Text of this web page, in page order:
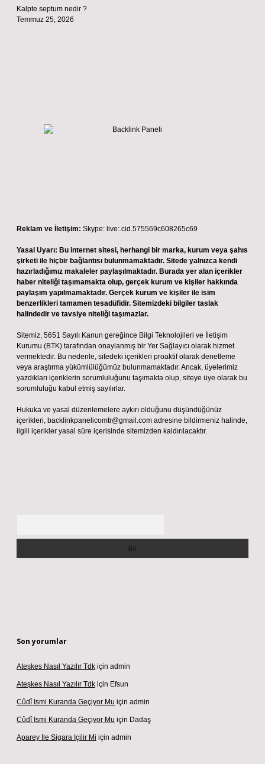
Kalpte septum nedir ?
Temmuz 25, 2026
Reklam ve İletişim: Skype: live:.cid.575569c608265c69
Yasal Uyarı: Bu internet sitesi, herhangi bir marka, kurum veya şahıs
şirketi ile hiçbir bağlantısı bulunmamaktadır. Sitede yalnızca kendi
hazırladığımız makaleler paylaşılmaktadır. Burada yer alan içerikler
haber niteliği taşımamakta olup, gerçek kurum ve kişiler hakkında
paylaşım yapılmamaktadır. Gerçek kurum ve kişiler ile isim
benzerlikleri tamamen tesadüfidir. Sitemizdeki bilgiler taslak
halindedir ve tavsiye niteliği taşımazlar.
Sitemiz, 5651 Sayılı Kanun gereğince Bilgi Teknolojileri ve İletişim
Kurumu (BTK) tarafından onaylanmış bir Yer Sağlayıcı olarak hizmet
vermektedir. Bu nedenle, sitedeki içerikleri proaktif olarak denetleme
veya araştırma yükümlülüğümüz bulunmamaktadır. Ancak, üyelerimiz
yazdıkları içeriklerin sorumluluğunu taşımakta olup, siteye üye olarak bu
sorumluluğu kabul etmiş sayılırlar.
Hukuka ve yasal düzenlemelere aykırı olduğunu düşündüğünüz
içerikleri, backlinkpanelicomtr@gmail.com adresine bildirmeniz halinde,
ilgili içerikler yasal süre içerisinde sitemizden kaldırılacaktır.
Son yorumlar
Ateşkes Nasıl Yazılır Tdk için admin
Ateşkes Nasıl Yazılır Tdk için Efsun
Cûdî Ismi Kuranda Geçiyor Mu için admin
Cûdî Ismi Kuranda Geçiyor Mu için Dadaş
Aparey Ile Sigara Içilir Mi için admin